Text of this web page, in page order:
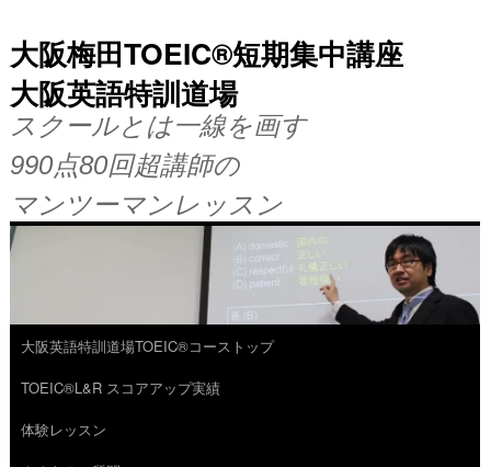
大阪梅田TOEIC®短期集中講座
大阪英語特訓道場
スクールとは一線を画す
990点80回超講師の
マンツーマンレッスン
コ
ン
テ
大阪英語特訓道場TOEIC®コーストップ
TOEIC®L&R スコアアップ実績
体験レッスン